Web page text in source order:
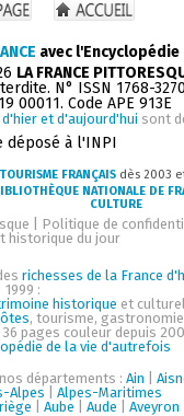
avec
LA FRANCE
N° ISSN 1768-
00011. Code APE 913E
d'hier et d'aujourd'hui sont
déposé à l'INPI
FRANÇAIS dès 2003
NATIONALE DE
CULTURE
Politique de
historique du jour
richesses de la France
1999 :
historique et
, tourisme, gastronomie
36 pages couleur depuis
de la vie d'autrefois
départements : Ain
Alpes
Alpes-Maritimes
Aube Aude Aveyron